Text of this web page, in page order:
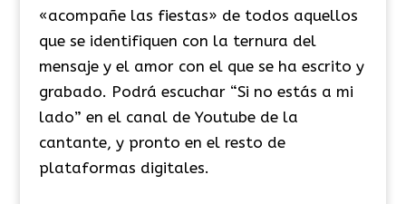
«acompañe las fiestas» de todos aquellos
que se identifiquen con la ternura del
mensaje y el amor con el que se ha escrito y
grabado. Podrá escuchar “Si no estás a mi
lado” en el canal de Youtube de la
cantante, y pronto en el resto de
plataformas digitales.